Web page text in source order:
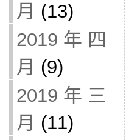
月 (13)
2019 年 四
月 (9)
2019 年 三
月 (11)